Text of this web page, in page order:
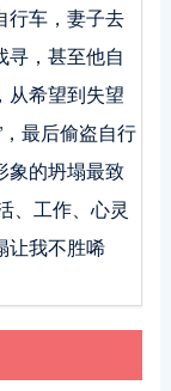
行车，妻子去
寻，甚至他自
从希望到失望
最后偷盗自行
象的坍塌最致
、工作、心灵
让我不胜唏